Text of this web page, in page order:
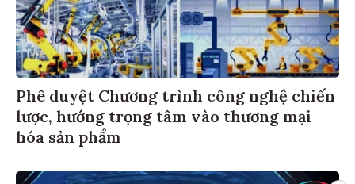
Phê duyệt Chương trình công nghệ chiến
lược, hướng trọng tâm vào thương mại
hóa sản phẩm